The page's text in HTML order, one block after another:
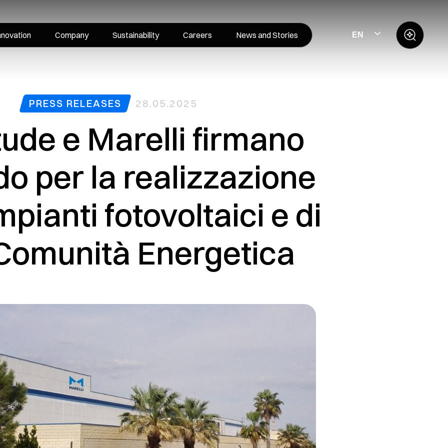
Company Sustainability Careers News and Stories EN
PRESS RELEASES 28.05.2025
e Marelli firmano
per la realizzazione
fotovoltaici e di
Energetica